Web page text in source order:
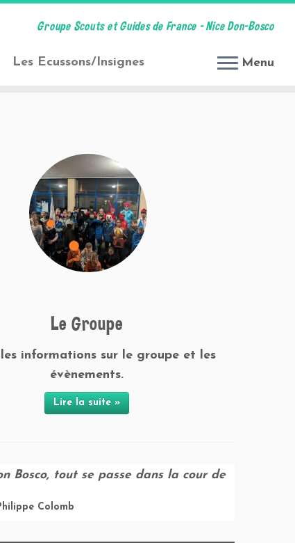
Groupe Scouts et Guides de France – Nice Don-Bosco
Menu
Les Ecussons/Insignes
Le Groupe
les informations sur le groupe et les
évènements.
Lire la suite »
Bosco, tout se passe dans la cour de
Colomb